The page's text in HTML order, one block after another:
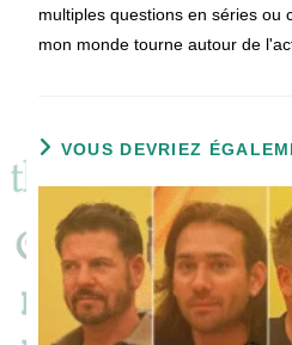
multiples questions en séries ou
mon monde tourne autour de
VOUS DEVRIEZ